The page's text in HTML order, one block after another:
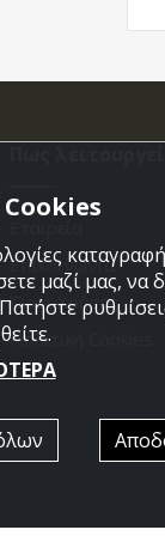
Επικοινωνια
Όροι Χρήσης
Πολιτική Cookies
μαζί μας, να